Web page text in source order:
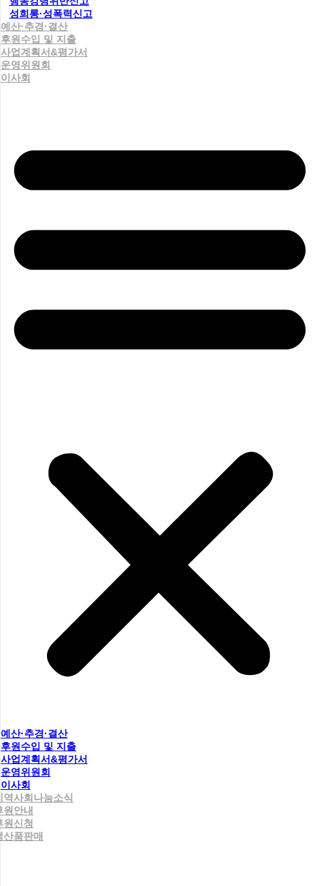
성희롱·성폭력신고
예산·추경·결산
후원수입 및 지출
사업계획서&평가서
운영위원회
이사회
예산·추경·결산
후원수입 및 지출
사업계획서&평가서
운영위원회
이사회
역사회나눔소식
원안내
원신청
산품판매